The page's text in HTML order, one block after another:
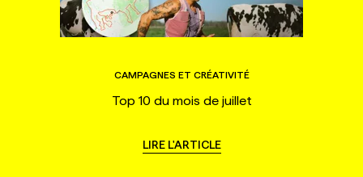
CAMPAGNES ET CRÉATIVITÉ
Top 10 du mois de juillet
LIRE L'ARTICLE